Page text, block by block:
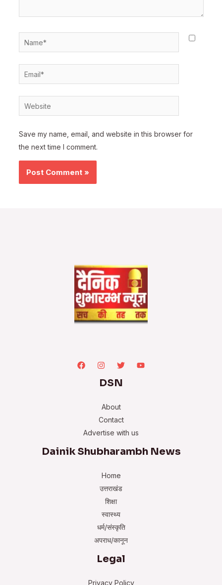
Name*
Email*
Website
Save my name, email, and website in this browser for
the next time I comment.
DSN
About
Contact
Advertise with us
Dainik Shubharambh News
Home
उत्तराखंड
शिक्षा
स्वास्थ्य
धर्म/संस्कृति
अपराध/कानून
Legal
Privacy Policy